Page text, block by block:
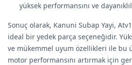
yüksek performansını ve
Sonuç olarak, Kanuni Subap Yayi,
ideal bir yedek parça seçeneğidir.
ve mükemmel uyum özellikleri ile bu
motor performansını artırmak için